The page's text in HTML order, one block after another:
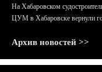
На Хабаровском
ЦУМ в Хабаровске вернули
Архив новостей >>